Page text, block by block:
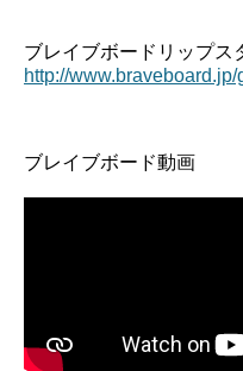
ブレイブボードリップス
http://www.braveboard.jp/
ブレイブボード動画